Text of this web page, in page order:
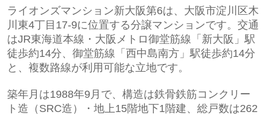
ライオンズマンション新大阪第6は、大阪市淀川区木
川東4丁目17-9に位置する分譲マンションです。交通
はJR東海道本線・大阪メトロ御堂筋線「新大阪」駅
徒歩約14分、御堂筋線「西中島南方」駅徒歩約14分
と、複数路線が利用可能な立地です。
築年月は1988年9月で、構造は鉄骨鉄筋コンクリー
ト造（SRC造）・地上15階地下1階建、総戸数は262